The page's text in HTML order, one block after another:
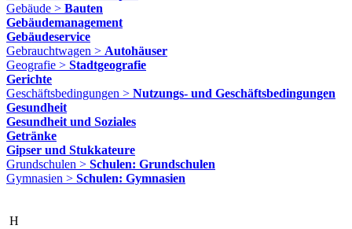
Gebäude > Bauten
Gebäudemanagement
Gebäudeservice
Gebrauchtwagen > Autohäuser
Geografie > Stadtgeografie
Gerichte
Geschäftsbedingungen > Nutzungs- und Geschäftsbedingungen
Gesundheit
Gesundheit und Soziales
Getränke
Gipser und Stukkateure
Grundschulen > Schulen: Grundschulen
Gymnasien > Schulen: Gymnasien
H